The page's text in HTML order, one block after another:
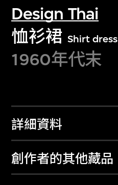
Design Thai
恤衫裙 Shirt dress
1960年代末
詳細資料
創作者的其他藏品